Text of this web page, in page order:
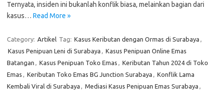
Ternyata, insiden ini bukanlah konflik biasa, melainkan bagian dari
kasus… Read More »
Category: Artikel Tag: Kasus Keributan dengan Ormas di Surabaya ,
Kasus Penipuan Leni di Surabaya , Kasus Penipuan Online Emas
Batangan , Kasus Penipuan Toko Emas , Keributan Tahun 2024 di Toko
Emas , Keributan Toko Emas BG Junction Surabaya , Konflik Lama
Kembali Viral di Surabaya , Mediasi Kasus Penipuan Emas Surabaya ,